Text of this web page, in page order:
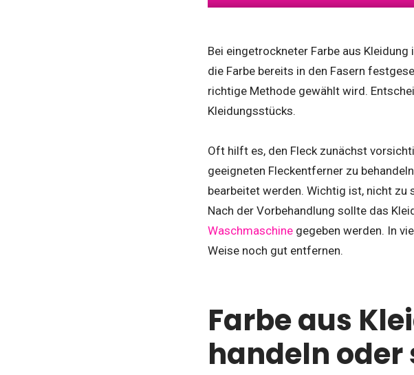
Bei eingetrockneter Farbe aus
die Farbe bereits in den Fasern
richtige Methode gewählt wird.
Kleidungsstücks.
Oft hilft es, den Fleck zunächst
geeigneten Fleckentferner zu
bearbeitet werden. Wichtig ist, nicht zu
Nach der Vorbehandlung sollte das
Waschmaschine gegeben werden. In
Weise noch gut entfernen.
Farbe aus
handeln